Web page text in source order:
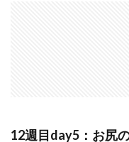
12週目day5：お尻